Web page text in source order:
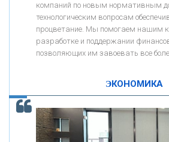
«АВТОГРАДБАНК»
ОНАС
КОНТАКТЫ
К ак Система быстрых
компаний по новым нормативным
технологическим вопросам
процветание. Мы помогаем нашим
разработке и поддержании
позволяющих им завоевать все
ЭКОНОМИКА